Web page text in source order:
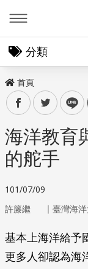
分類
首頁
facebooktwitter line
海洋教育
的舵手
101/07/09
許籐繼 ｜ 臺灣海
基本上海洋給予
更多人卻認為海